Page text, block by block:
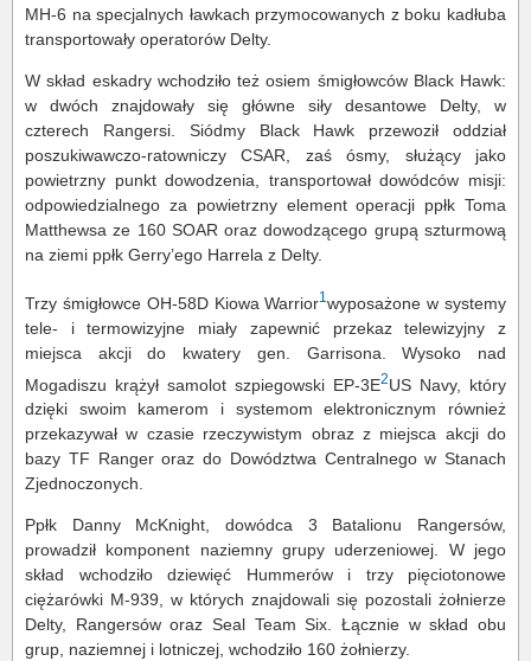
MH-6 na specjalnych ławkach przymocowanych z boku kadłuba
transportowały operatorów Delty.
W skład eskadry wchodziło też osiem śmigłowców Black Hawk:
w dwóch znajdowały się główne siły desantowe Delty, w
czterech Rangersi. Siódmy Black Hawk przewoził oddział
poszukiwawczo-ratowniczy CSAR, zaś ósmy, służący jako
powietrzny punkt dowodzenia, transportował dowódców misji:
odpowiedzialnego za powietrzny element operacji ppłk Toma
Matthewsa ze 160 SOAR oraz dowodzącego grupą szturmową
na ziemi ppłk Gerry’ego Harrela z Delty.
Trzy śmigłowce OH-58D Kiowa Warrior1 wyposażone w systemy
tele- i termowizyjne miały zapewnić przekaz telewizyjny z
miejsca akcji do kwatery gen. Garrisona. Wysoko nad
Mogadiszu krążył samolot szpiegowski EP-3E2US Navy, który
dzięki swoim kamerom i systemom elektronicznym również
przekazywał w czasie rzeczywistym obraz z miejsca akcji do
bazy TF Ranger oraz do Dowództwa Centralnego w Stanach
Zjednoczonych.
Ppłk Danny McKnight, dowódca 3 Batalionu Rangersów,
prowadził komponent naziemny grupy uderzeniowej. W jego
skład wchodziło dziewięć Hummerów i trzy pięciotonowe
ciężarówki M-939, w których znajdowali się pozostali żołnierze
Delty, Rangersów oraz Seal Team Six. Łącznie w skład obu
grup, naziemnej i lotniczej, wchodziło 160 żołnierzy.